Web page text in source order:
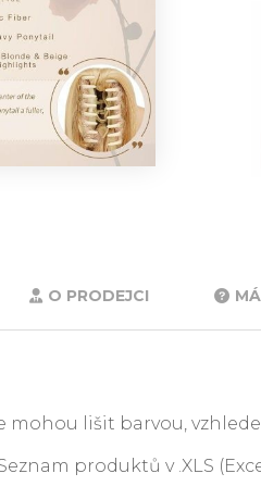
O PRODEJCI
lišit barvou,
produktů v .XLS